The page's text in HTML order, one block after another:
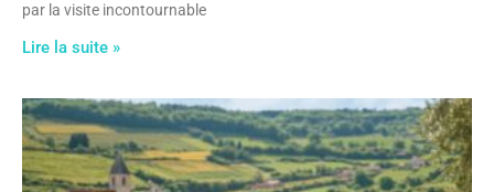
par la visite incontournable
Lire la suite »